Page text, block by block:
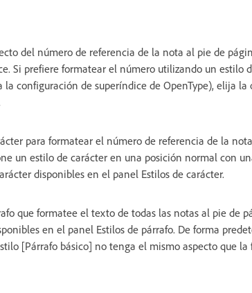
del número de referencia de la nota al pie de
Si prefiere formatear el número utilizando un estilo
configuración de superíndice de OpenType), elija la
para formatear el número de referencia de la
un estilo de carácter en una posición normal con
disponibles en el panel Estilos de carácter.
que formatee el texto de todas las notas al pie de
en el panel Estilos de párrafo. De forma
[Párrafo básico] no tenga el mismo aspecto que la